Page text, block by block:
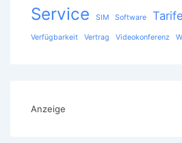
Service SIM Software Tarife
Verfügbarkeit Vertrag Videokonferenz
Anzeige